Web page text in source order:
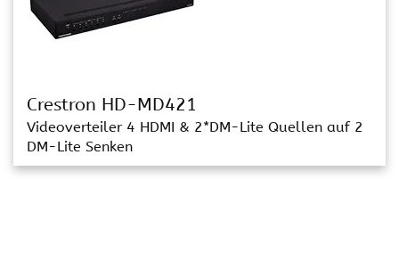
Crestron HD-MD421
Videoverteiler 4 HDMI & 2*DM-Lite Quellen auf 2
DM-Lite Senken